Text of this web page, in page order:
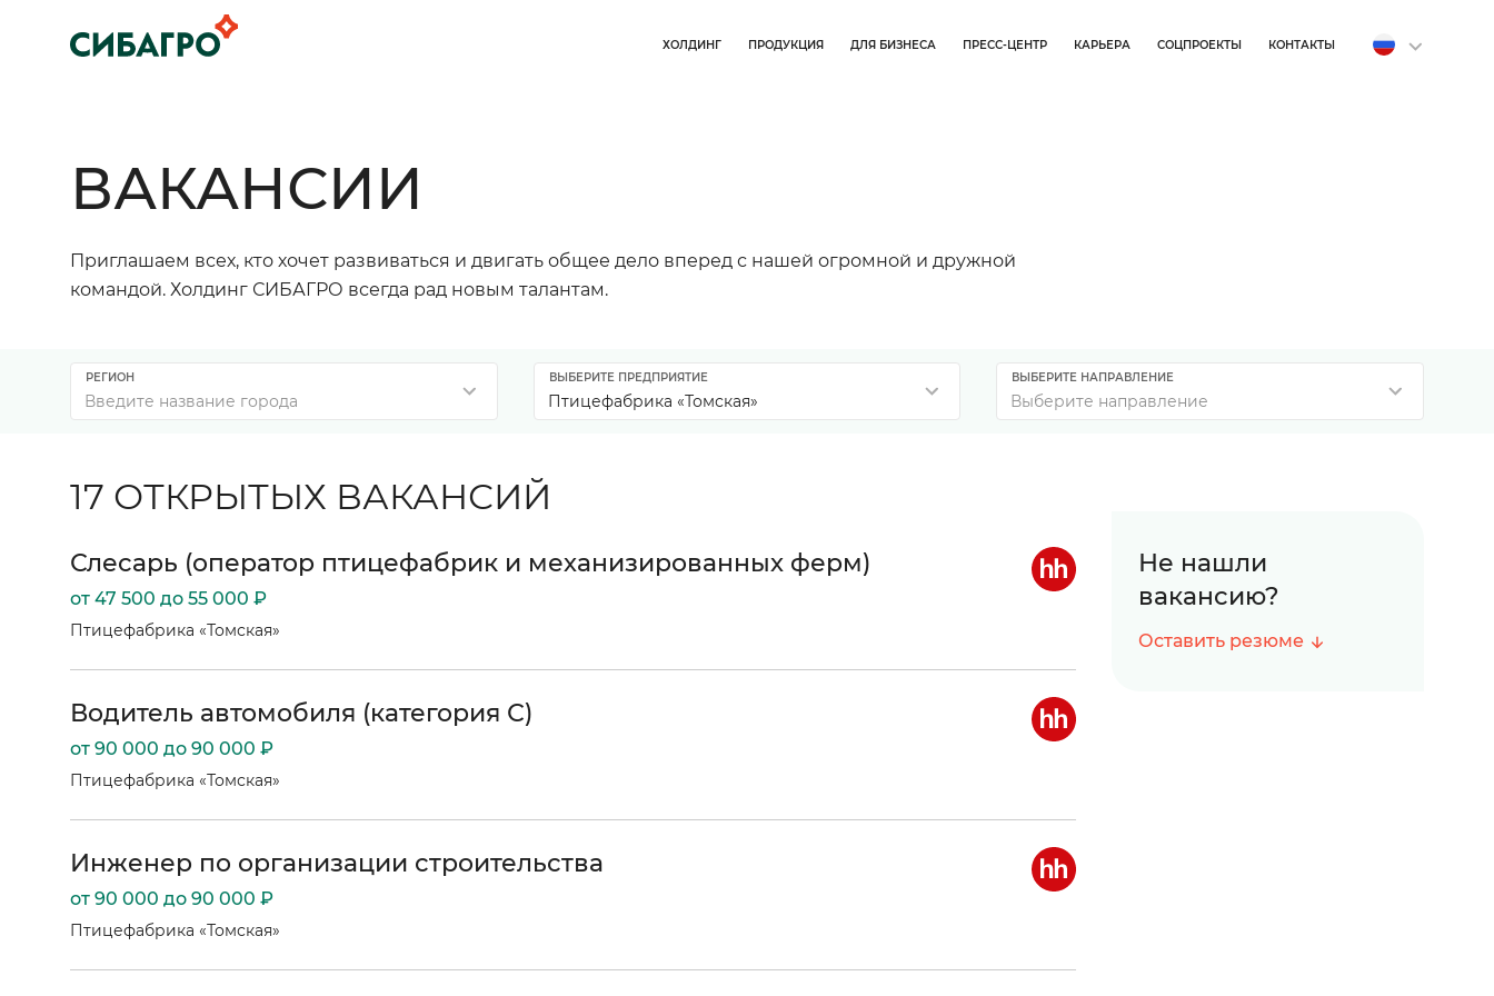
ХОЛДИНГ ПРОДУКЦИЯ ДЛЯ БИЗНЕСА ПРЕСС-ЦЕНТР КАРЬЕРА СОЦПРОЕКТЫ КОНТАКТЫ
ВАКАНСИИ
Приглашаем всех, кто хочет развиваться и двигать общее дело вперед с нашей огромной и дружной
командой. Холдинг СИБАГРО всегда рад новым талантам.
Введите название города
РЕГИОН
Птицефабрика «Томская»
ВЫБЕРИТЕ ПРЕДПРИЯТИЕ
Выберите направление
ВЫБЕРИТЕ НАПРАВЛЕНИЕ
17 ОТКРЫТЫХ ВАКАНСИЙ
Слесарь (оператор птицефабрик и механизированных ферм)
от 47 500 до 55 000 ₽
Птицефабрика «Томская»
Водитель автомобиля (категория С)
от 90 000 до 90 000 ₽
Птицефабрика «Томская»
Инженер по организации строительства
от 90 000 до 90 000 ₽
Птицефабрика «Томская»
Не нашли
вакансию?
Оставить резюме